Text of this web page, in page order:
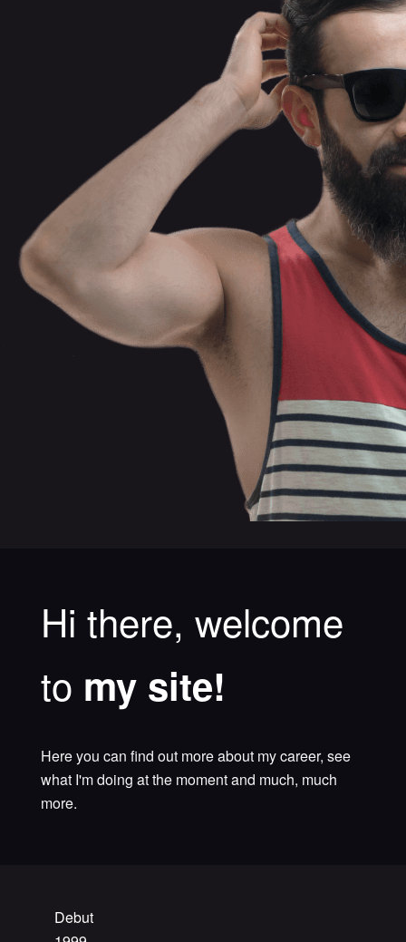
Hi there, welcome
to my site!
Here you can find out more about my career, see
what I'm doing at the moment and much, much
more.
Debut